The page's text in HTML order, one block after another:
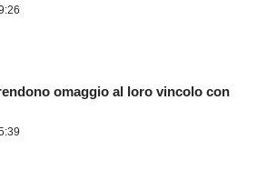
omaggio al loro vincolo con